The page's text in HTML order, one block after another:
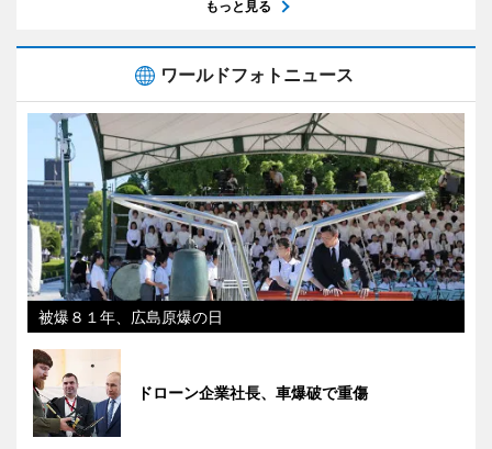
もっと見る
ワールドフォトニュース
被爆８１年、広島原爆の日
ドローン企業社長、車爆破で重傷